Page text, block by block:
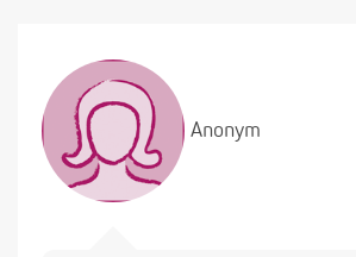
Anonym